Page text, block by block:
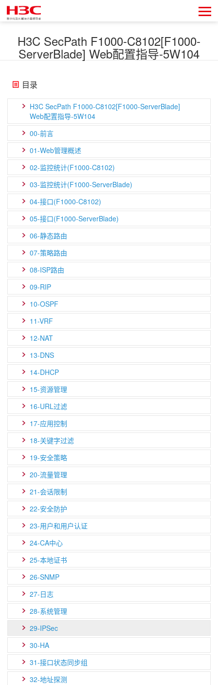
H3C SecPath F1000-C8102[F1000-
ServerBlade] Web配置指导-5W104
目录
H3C SecPath F1000-C8102[F1000-ServerBlade]
Web配置指导-5W104
00-前言
01-Web管理概述
02-监控统计(F1000-C8102)
03-监控统计(F1000-ServerBlade)
04-接口(F1000-C8102)
05-接口(F1000-ServerBlade)
06-静态路由
07-策略路由
08-ISP路由
09-RIP
10-OSPF
11-VRF
12-NAT
13-DNS
14-DHCP
15-资源管理
16-URL过滤
17-应用控制
18-关键字过滤
19-安全策略
20-流量管理
21-会话限制
22-安全防护
23-用户和用户认证
24-CA中心
25-本地证书
26-SNMP
27-日志
28-系统管理
29-IPSec
30-HA
31-接口状态同步组
32-地址探测